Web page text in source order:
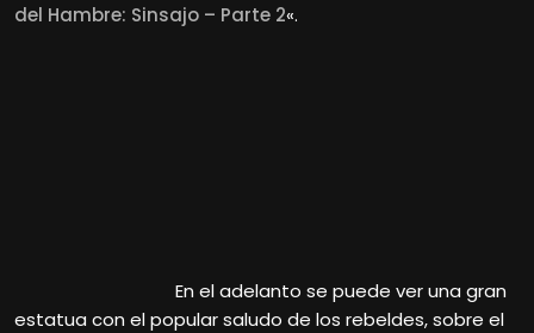
del Hambre: Sinsajo – Parte 2«.
En el adelanto se puede ver una gran
estatua con el popular saludo de los rebeldes, sobre el